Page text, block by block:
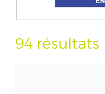
94 résultats